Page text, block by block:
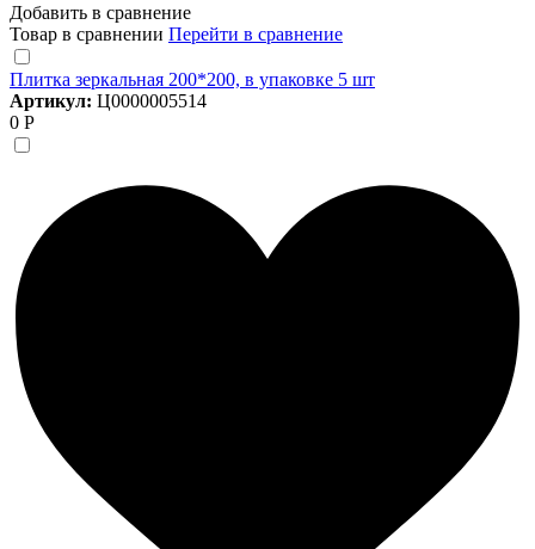
Добавить в сравнение
Товар в сравнении Перейти в сравнение
Плитка зеркальная 200*200, в упаковке 5 шт
Артикул: Ц0000005514
0 Р